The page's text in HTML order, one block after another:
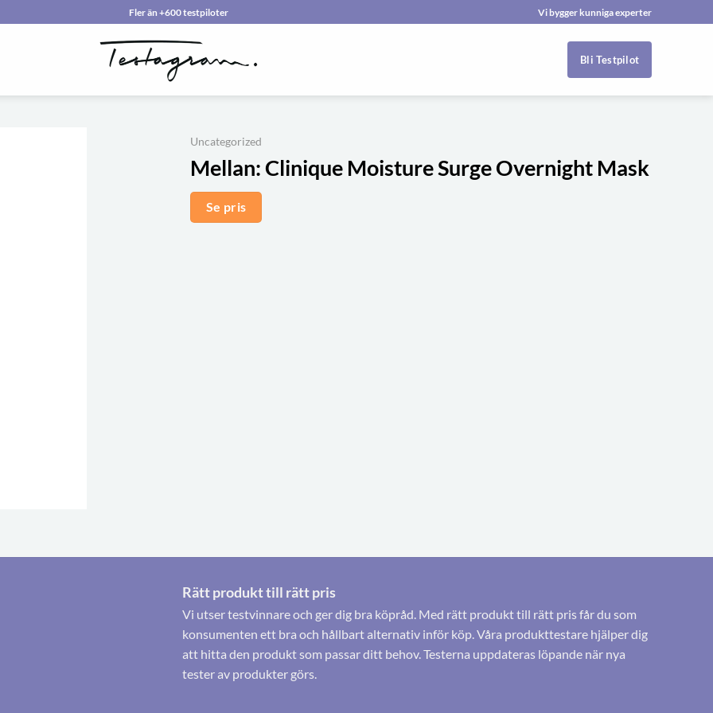
Fler än +600 testpiloter Vi bygger kunniga experter
Bli Testpilot
Uncategorized
Mellan:Clinique Moisture Surge Overnight Mask
Se pris
Rätt produkt till rätt pris
Vi utser testvinnare och ger dig bra köpråd. Med rätt produkt till rätt pris får du som
konsumenten ett bra och hållbart alternativ inför köp. Våra produkttestare hjälper dig
att hitta den produkt som passar ditt behov. Testerna uppdateras löpande när nya
tester av produkter görs.